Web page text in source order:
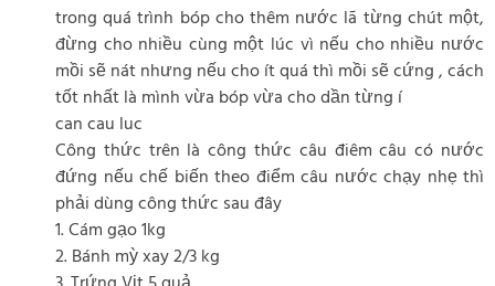
trong quá trình bóp cho thêm nước lã từng chút một,
đừng cho nhiều cùng một lúc vì nếu cho nhiều nước
mồi sẽ nát nhưng nếu cho ít quá thì mồi sẽ cứng , cách
tốt nhất là mình vừa bóp vừa cho dần từng í
can cau luc
Công thức trên là công thức câu điêm câu có nước
đứng nếu chế biến theo điểm câu nước chạy nhẹ thì
phải dùng công thức sau đây
1. Cám gạo 1kg
2. Bánh mỳ xay 2/3 kg